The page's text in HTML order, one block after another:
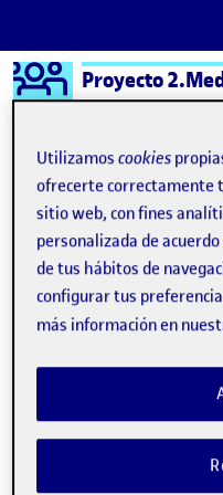
Saltar al contenido
Logo Ágora
Proyecto
Semestre 20241 - Aula 1
Irene
Publicado por
Irene Sirgo Blanco
Fecha de 7
¡Hola a todos y todas! Soy
del directo que he hecho
para la práctica 2 de la
aplicación sencilla que
Utilizamoscookies
ofrecerte correctamente
sitio web, con fines
personalizada de
de tus hábitos de
configurar tus
más información en